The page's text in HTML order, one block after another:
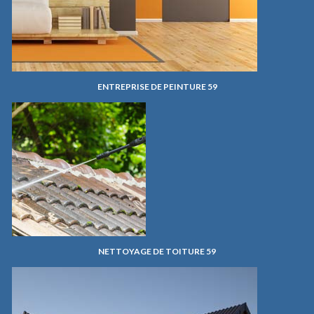
ENTREPRISE DE PEINTURE 59
NETTOYAGE DE TOITURE 59